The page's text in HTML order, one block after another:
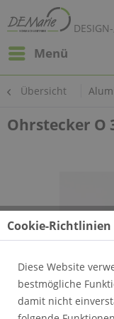
Menü
Übersicht
Ohrstecker O
Cookie-Richtlinien
Diese Website
bestmögliche
damit nicht